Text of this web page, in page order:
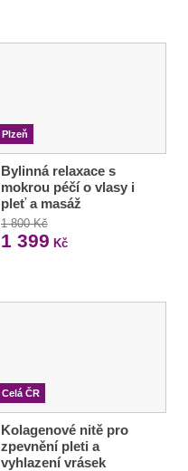
Plzeň
Bylinná relaxace s
mokrou péčí o vlasy i
pleť a masáž
1 800 Kč
1 399 Kč
Celá ČR
Kolagenové nitě pro
zpevnění pleti a
vyhlazení vrásek